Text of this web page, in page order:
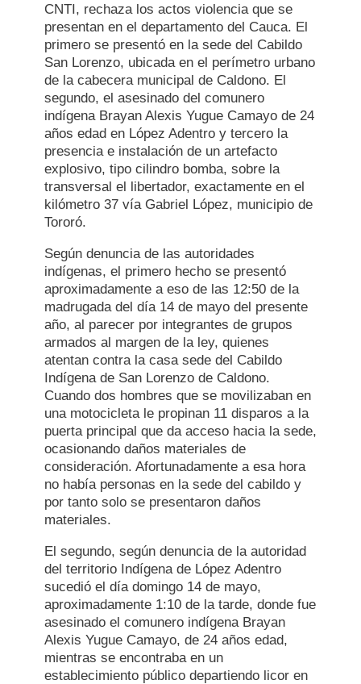
CNTI, rechaza los actos violencia que se
presentan en el departamento del Cauca. El
primero se presentó en la sede del Cabildo
San Lorenzo, ubicada en el perímetro urbano
de la cabecera municipal de Caldono. El
segundo, el asesinado del comunero
indígena Brayan Alexis Yugue Camayo de 24
años edad en López Adentro y tercero la
presencia e instalación de un artefacto
explosivo, tipo cilindro bomba, sobre la
transversal el libertador, exactamente en el
kilómetro 37 vía Gabriel López, municipio de
Tororó.
Según denuncia de las autoridades
indígenas, el primero hecho se presentó
aproximadamente a eso de las 12:50 de la
madrugada del día 14 de mayo del presente
año, al parecer por integrantes de grupos
armados al margen de la ley, quienes
atentan contra la casa sede del Cabildo
Indígena de San Lorenzo de Caldono.
Cuando dos hombres que se movilizaban en
una motocicleta le propinan 11 disparos a la
puerta principal que da acceso hacia la sede,
ocasionando daños materiales de
consideración. Afortunadamente a esa hora
no había personas en la sede del cabildo y
por tanto solo se presentaron daños
materiales.
El segundo, según denuncia de la autoridad
del territorio Indígena de López Adentro
sucedió el día domingo 14 de mayo,
aproximadamente 1:10 de la tarde, donde fue
asesinado el comunero indígena Brayan
Alexis Yugue Camayo, de 24 años edad,
mientras se encontraba en un
establecimiento público departiendo licor en